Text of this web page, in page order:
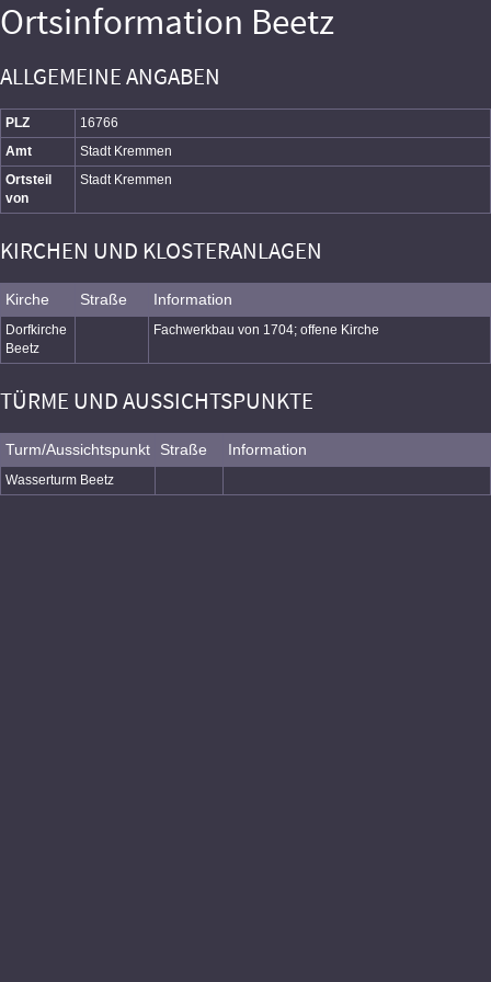
Ortsinformation Beetz
ALLGEMEINE ANGABEN
PLZ
16766
Amt
Stadt Kremmen
Ortsteil
von
Stadt Kremmen
KIRCHEN UND KLOSTERANLAGEN
Kirche Straße Information
Dorfkirche
Beetz
Fachwerkbau von 1704; offene Kirche
TÜRME UND AUSSICHTSPUNKTE
Turm/Aussichtspunkt Straße Information
Wasserturm Beetz